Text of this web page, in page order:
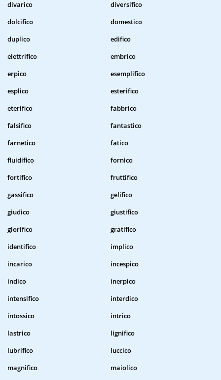
divarico
diversifico
dolcifico
domestico
duplico
edifico
elettrifico
embrico
erpico
esemplifico
esplico
esterifico
eterifico
fabbrico
falsifico
fantastico
farnetico
fatico
fluidifico
fornico
fortifico
fruttifico
gassifico
gelifico
giudico
giustifico
glorifico
gratifico
identifico
implico
incarico
incespico
indico
inerpico
intensifico
interdico
intossico
intrico
lastrico
lignifico
lubrifico
luccico
magnifico
maiolico